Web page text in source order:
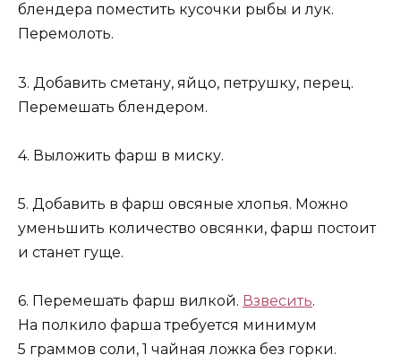
блендера поместить кусочки рыбы и лук.
Перемолоть.
3. Добавить сметану, яйцо, петрушку, перец.
Перемешать блендером.
4. Выложить фарш в миску.
5. Добавить в фарш овсяные хлопья. Можно
уменьшить количество овсянки, фарш постоит
и станет гуще.
6. Перемешать фарш вилкой. Взвесить.
На полкило фарша требуется минимум
5 граммов соли, 1 чайная ложка без горки.